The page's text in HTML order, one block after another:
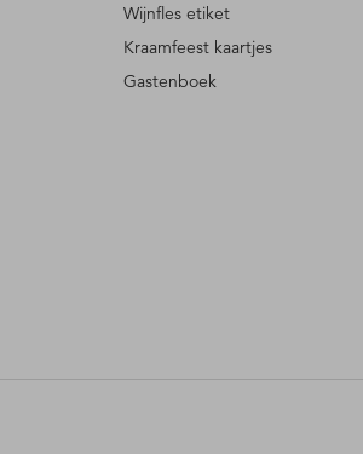
Wijnfles etiket
Kraamfeest kaartjes
Gastenboek